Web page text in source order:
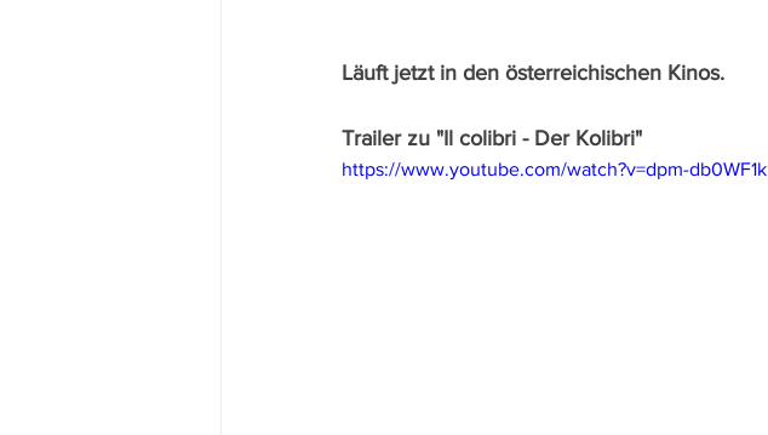
Läuft jetzt in den österreichischen Kinos.
Trailer zu "Il colibri - Der Kolibri"
https://www.youtube.com/watch?v=dpm-db0WF1k